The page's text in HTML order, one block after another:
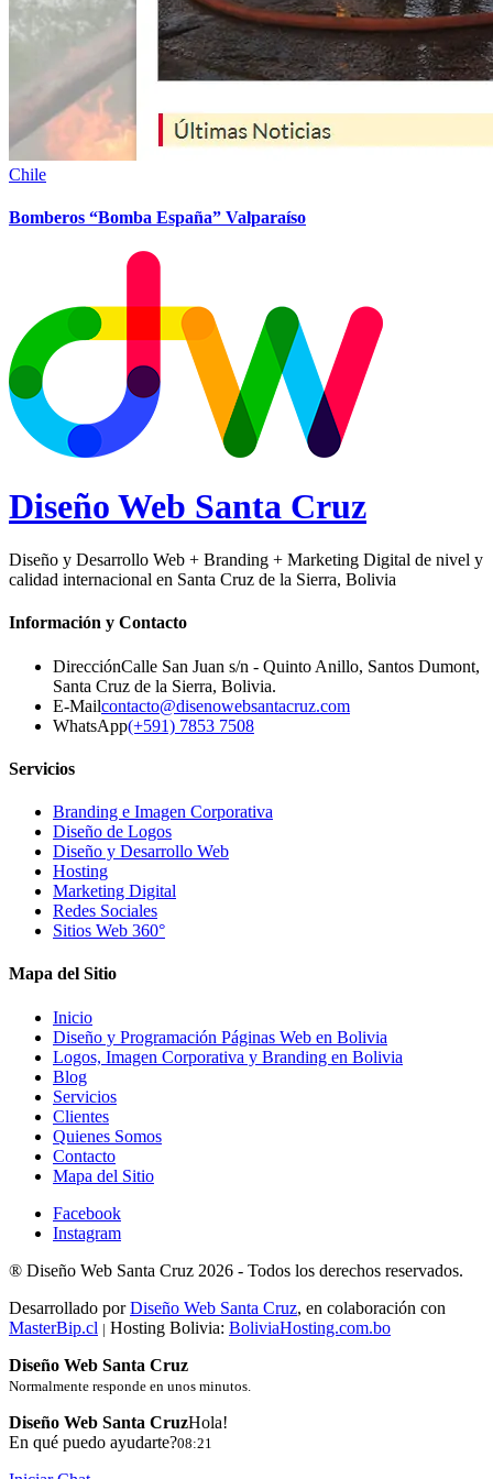
Chile
Bomberos “Bomba España” Valparaíso
Diseño Web Santa Cruz
Diseño y Desarrollo Web + Branding + Marketing Digital de nivel y
calidad internacional en Santa Cruz de la Sierra, Bolivia
Información y Contacto
DirecciónCalle San Juan s/n - Quinto Anillo, Santos Dumont,
Santa Cruz de la Sierra, Bolivia.
E-Mailcontacto@disenowebsantacruz.com
WhatsApp(+591) 7853 7508
Servicios
Branding e Imagen Corporativa
Diseño de Logos
Diseño y Desarrollo Web
Hosting
Marketing Digital
Redes Sociales
Sitios Web 360°
Mapa del Sitio
Inicio
Diseño y Programación Páginas Web en Bolivia
Logos, Imagen Corporativa y Branding en Bolivia
Blog
Servicios
Clientes
Quienes Somos
Contacto
Mapa del Sitio
Facebook
Instagram
® Diseño Web Santa Cruz 2026 - Todos los derechos reservados.
Desarrollado porDiseño Web Santa Cruz, en colaboración con
MasterBip.cl | Hosting Bolivia: BoliviaHosting.com.bo
Diseño Web Santa Cruz
Normalmente responde en unos minutos.
Diseño Web Santa CruzHola!
En qué puedo ayudarte?08:21